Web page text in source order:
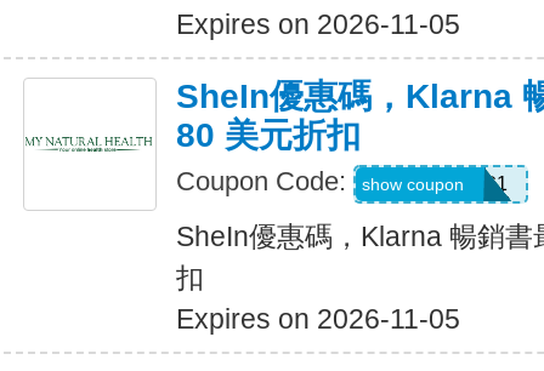
Expires on 2026-11-05
SheIn優惠碼，Klarna
80 美元折扣
Coupon Code: KLARNAAUG1
show coupon
SheIn優惠碼，Klarna 暢銷
扣
Expires on 2026-11-05